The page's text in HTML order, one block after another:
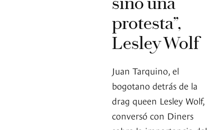
protesta”,
Lesley Wolf
Juan Tarquino, el
bogotano detrás de la
drag queen Lesley Wolf,
conversó con Diners